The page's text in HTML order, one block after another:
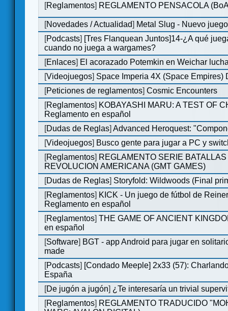
[Reglamentos] REGLAMENTO PENSACOLA
[Novedades / Actualidad] Metal Slug - Nuevo
[Podcasts] [Tres Flanquean Juntos]14-¿A qué
cuando no juega a wargames?
[Enlaces] El acorazado Potemkin en Weichar
[Videojuegos] Space Imperia 4X (Space Empires)
[Peticiones de reglamentos]Cosmic Encounters
[Reglamentos] KOBAYASHI MARU: A TEST OF
Reglamento en español
[Dudas de Reglas]Advanced Heroquest:
[Videojuegos] Busco gente para jugar a PC y
[Reglamentos] REGLAMENTO SERIE
REVOLUCION AMERICANA (GMT GAMES)
[Dudas de Reglas] Storyfold: Wildwoods (Final
[Reglamentos] KICK - Un juego de fútbol de
Reglamento en español
[Reglamentos]THE GAME OF ANCIENT
en español
[Software] BGT - app Android para jugar en
made
[Podcasts] [Condado Meeple] 2x33 (57):
España
[De jugón a jugón] ¿Te interesaría un trivial
[Reglamentos] REGLAMENTO TRADUCIDO